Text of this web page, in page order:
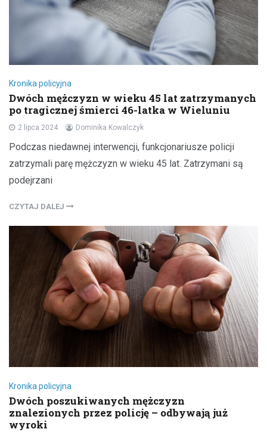
Kronika policyjna
Dwóch mężczyzn w wieku 45 lat zatrzymanych
po tragicznej śmierci 46-latka w Wieluniu
2 lipca 2024 Dominika Kowalczyk
Podczas niedawnej interwencji, funkcjonariusze policji
zatrzymali parę mężczyzn w wieku 45 lat. Zatrzymani są
podejrzani
CZYTAJ DALEJ
Kronika policyjna
Dwóch poszukiwanych mężczyzn
znalezionych przez policję – odbywają już
wyroki